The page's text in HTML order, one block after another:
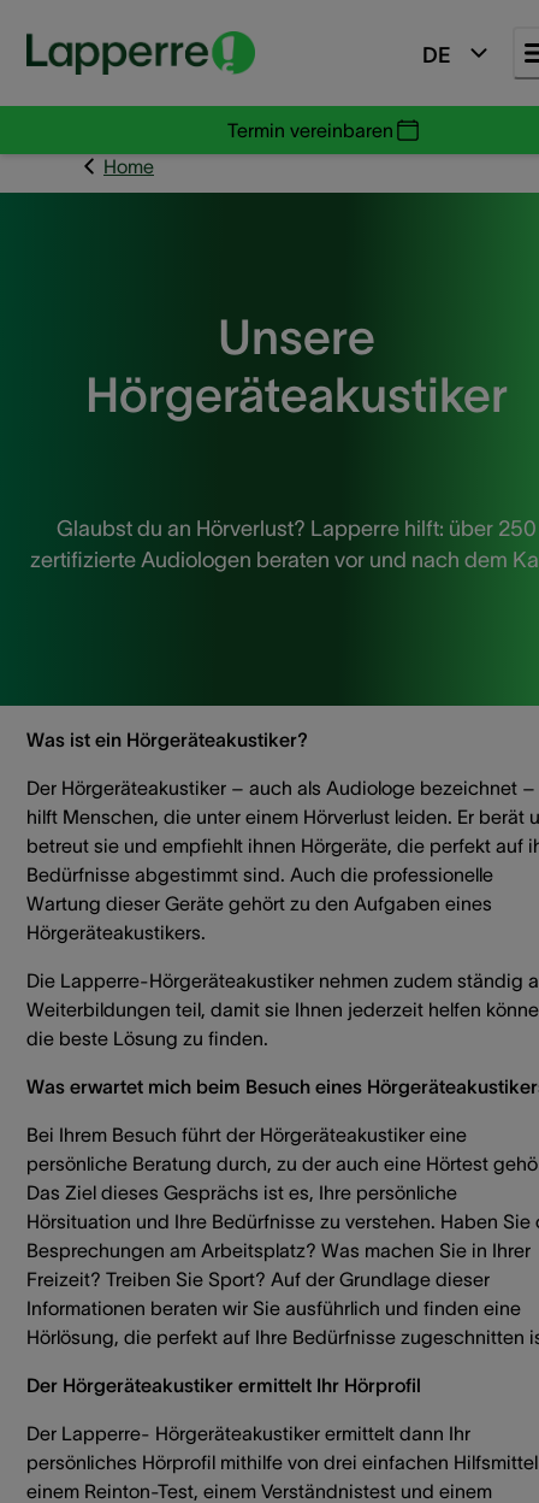
DE
Termin vereinbaren
Home
Unsere
Hörgeräteakustiker
Glaubst du an Hörverlust? Lapperre hilft: über 250
zertifizierte Audiologen beraten vor und nach dem
Was ist ein Hörgeräteakustiker?
Der Hörgeräteakustiker – auch als Audiologe bezeichnet –
hilft Menschen, die unter einem Hörverlust leiden. Er berät
betreut sie und empfiehlt ihnen Hörgeräte, die perfekt auf
Bedürfnisse abgestimmt sind. Auch die professionelle
Wartung dieser Geräte gehört zu den Aufgaben eines
Hörgeräteakustikers.
Die Lapperre-Hörgeräteakustiker nehmen zudem ständig
Weiterbildungen teil, damit sie Ihnen jederzeit helfen
die beste Lösung zu finden.
Was erwartet mich beim Besuch eines
Bei Ihrem Besuch führt der Hörgeräteakustiker eine
persönliche Beratung durch, zu der auch eine Hörtest
Das Ziel dieses Gesprächs ist es, Ihre persönliche
Hörsituation und Ihre Bedürfnisse zu verstehen. Haben Sie
Besprechungen am Arbeitsplatz? Was machen Sie in Ihrer
Freizeit? Treiben Sie Sport? Auf der Grundlage dieser
Informationen beraten wir Sie ausführlich und finden eine
Hörlösung, die perfekt auf Ihre Bedürfnisse zugeschnitten
Der Hörgeräteakustiker ermittelt Ihr Hörprofil
Der Lapperre- Hörgeräteakustiker ermittelt dann Ihr
persönliches Hörprofil mithilfe von drei einfachen
einem Reinton-Test, einem Verständnistest und einem